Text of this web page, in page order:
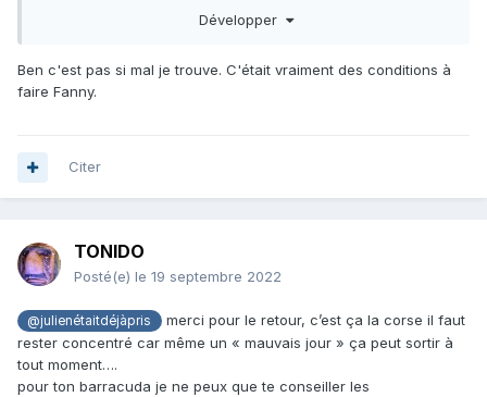
la soupe et les trous. Sortie avec un muge, un labre et
Développer
Ben c'est pas si mal je trouve. C'était vraiment des conditions à
faire Fanny.
Citer
TONIDO
Posté(e) le 19 septembre 2022
@julienétaitdéjàpris
merci pour le retour, c’est ça la corse il faut
rester concentré car même un « mauvais jour » ça peut sortir à
tout moment….
pour ton barracuda je ne peux que te conseiller les